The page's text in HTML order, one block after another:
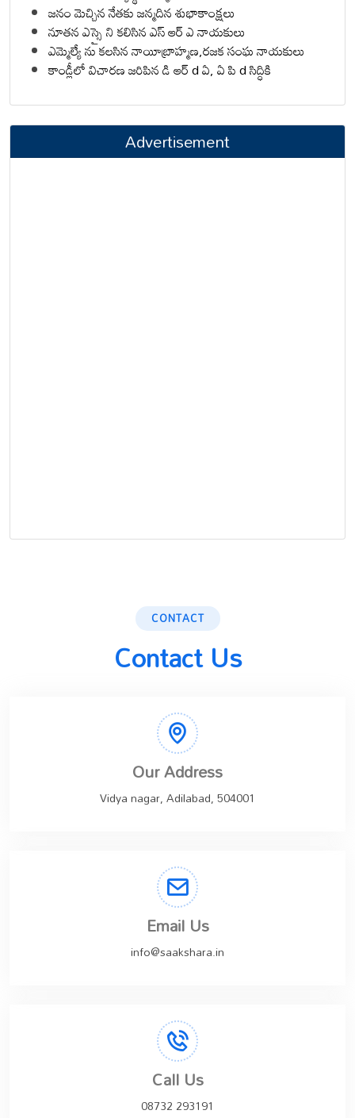
జనం మెచ్చిన నేతకు జన్మదిన శుభాకాంక్షలు
నూతన ఎస్సై ని కలిసిన ఎస్ ఆర్ ఎ నాయకులు
ఎమ్మెల్యే ను కలసిన నాయీబ్రాహ్మణ,రజక సంఘ నాయకులు
కాండ్లీలో విచారణ జరిపిన డి ఆర్ d ఏ, ఏ పి d సిద్ధికి
Advertisement
CONTACT
Contact Us
Our Address
Vidya nagar, Adilabad, 504001
Email Us
info@saakshara.in
Call Us
08732 293191